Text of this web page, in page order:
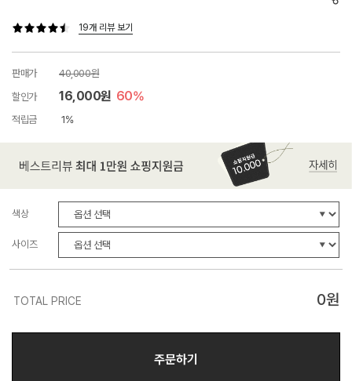
19개 리뷰 보기
판매가
40,000원
할인가
16,000원 60%
적립금 1%
색상
사이즈
TOTAL PRICE 0원
주문하기